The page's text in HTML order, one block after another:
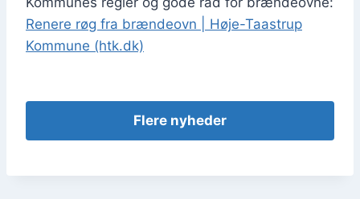
Rene­re røg fra bræn­de­ovn | Høje-Taa­strup
Kom­mu­ne (htk.dk)
Fle­re nyhe­der